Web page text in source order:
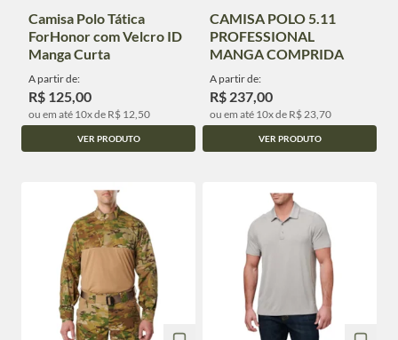
Camisa Polo Tática
ForHonor com Velcro ID
Manga Curta
A partir de:
R$ 125,00
ou em até 10x de R$ 12,50
VER PRODUTO
CAMISA POLO 5.11
PROFESSIONAL
MANGA COMPRIDA
A partir de:
R$ 237,00
ou em até 10x de R$ 23,70
VER PRODUTO